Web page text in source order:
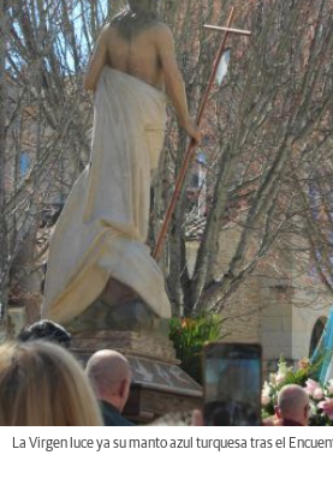
La Virgen luce ya su manto azul turquesa tras el